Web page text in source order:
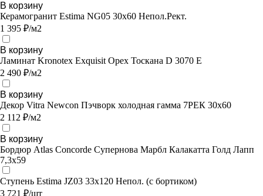
В корзину
Керамогранит Estima NG05 30x60 Непол.Рект.
1 395 ₽/м2
В корзину
Ламинат Kronotex Exquisit Орех Тоскана D 3070 E
2 490 ₽/м2
В корзину
Декор Vitra Newcon Пэчворк холодная гамма 7РЕК 30х60
2 112 ₽/м2
В корзину
Бордюр Atlas Concorde Супернова Марбл Калакатта Голд Лапп
7,3х59
Ступень Estima JZ03 33x120 Непол. (с бортиком)
3 721 ₽/шт